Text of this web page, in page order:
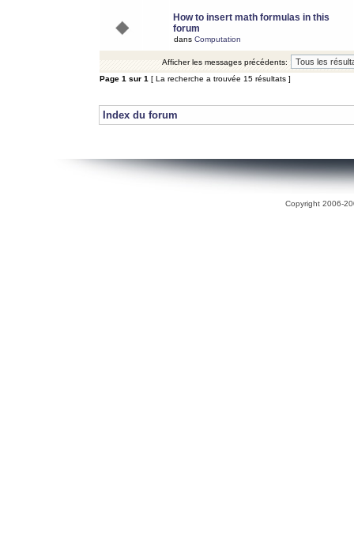
How to insert math formulas in this
forum
dans Computation
Afficher les messages précédents:
Page 1 sur 1 [ La recherche a trouvée 15 résultats ]
Index du forum
Copyright 2006-